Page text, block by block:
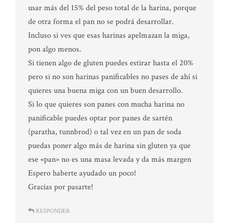
usar más del 15% del peso total de la harina, porque
de otra forma el pan no se podrá desarrollar.
Incluso si ves que esas harinas apelmazan la miga,
pon algo menos.
Si tienen algo de gluten puedes estirar hasta el 20%
pero si no son harinas panificables no pases de ahí si
quieres una buena miga con un buen desarrollo.
Si lo que quieres son panes con mucha harina no
panificable puedes optar por panes de sartén
(paratha, tunnbrod) o tal vez en un pan de soda
puedas poner algo más de harina sin gluten ya que
ese «pan» no es una masa levada y da más margen
Espero haberte ayudado un poco!
Gracias por pasarte!
RESPONDER